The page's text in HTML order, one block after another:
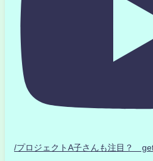
/プロジェクトA子さんも注目？